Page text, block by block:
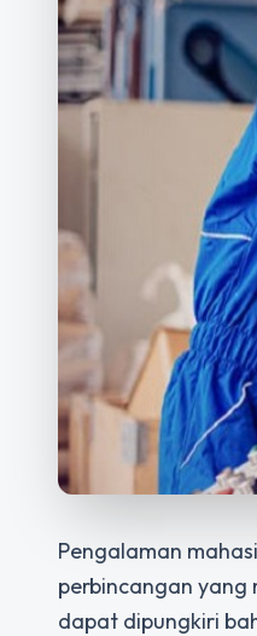
Pengalaman
perbincangan
dapat dipungkiri